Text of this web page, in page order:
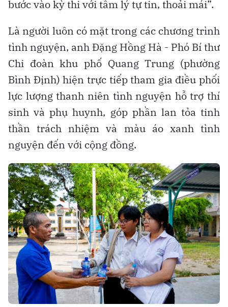
bước vào kỳ thi với tâm lý tự tin, thoải mái”.
Là người luôn có mặt trong các chương trình
tình nguyện, anh Đặng Hồng Hà - Phó Bí thư
Chi đoàn khu phố Quang Trung (phường
Bình Định) hiện trực tiếp tham gia điều phối
lực lượng thanh niên tình nguyện hỗ trợ thí
sinh và phụ huynh, góp phần lan tỏa tinh
thần trách nhiệm và màu áo xanh tình
nguyện đến với cộng đồng.